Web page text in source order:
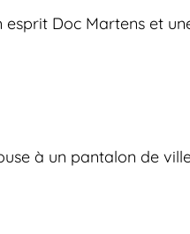
Doc Martens et
à un pantalon de